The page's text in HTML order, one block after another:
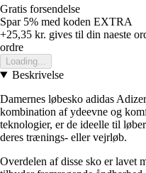
Gratis forsendelse
Spar 5% med koden EXTRA
+25,35 kr. gives til din naeste
ordre
Loading...
Beskrivelse
Damernes løbesko adidas
kombination af ydeevne og
teknologier, er de ideelle til
deres trænings- eller vejrløb.
Overdelen af disse sko er lavet